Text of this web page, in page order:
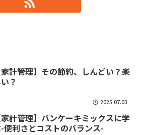
家計管理】その節約、しんどい？楽
？
2025.07.03
家計管理】パンケーキミックスに学
便利さとコストのバランス-